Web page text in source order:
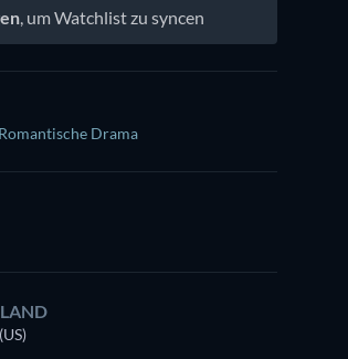
, um Watchlist zu syncen
Romantische Drama